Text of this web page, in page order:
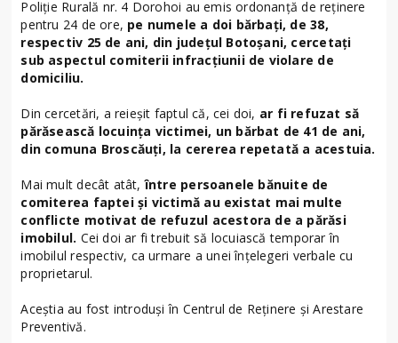
Poliție Rurală nr. 4 Dorohoi au emis ordonanță de reținere
pentru 24 de ore, pe numele a doi bărbați, de 38,
respectiv 25 de ani, din județul Botoșani, cercetați
sub aspectul comiterii infracțiunii de violare de
domiciliu.
Din cercetări, a reieșit faptul că, cei doi, ar fi refuzat să
părăsească locuința victimei, un bărbat de 41 de ani,
din comuna Broscăuți, la cererea repetată a acestuia.
Mai mult decât atât,între persoanele bănuite de
comiterea faptei și victimă au existat mai multe
conflicte motivat de refuzul acestora de a părăsi
imobilul. Cei doi ar fi trebuit să locuiască temporar în
imobilul respectiv, ca urmare a unei înțelegeri verbale cu
proprietarul.
Aceștia au fost introduși în Centrul de Reținere și Arestare
Preventivă.